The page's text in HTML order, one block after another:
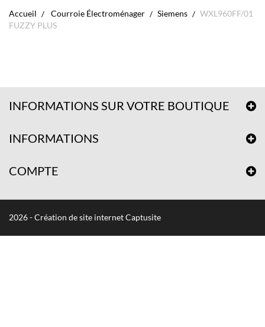
Accueil Courroie Électroménager Siemens
WXL960FF/01
FUZZY PLUS
INFORMATIONS SUR VOTRE BOUTIQUE
INFORMATIONS
COMPTE
2026 - Création de site internet Captusite